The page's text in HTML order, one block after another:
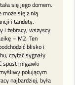
się jego domem.
może się z nią
i tandety.
i żebracy, wszyscy
– M2. Ten
blisko i
czytać sygnały
spust migawki
polującym
najbardziej, była